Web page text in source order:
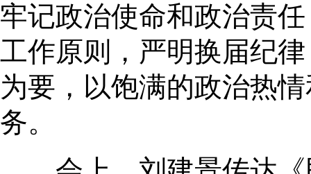
牢记政治使命和政治责
工作原则，严明换届纪
为要，以饱满的政治热
务。